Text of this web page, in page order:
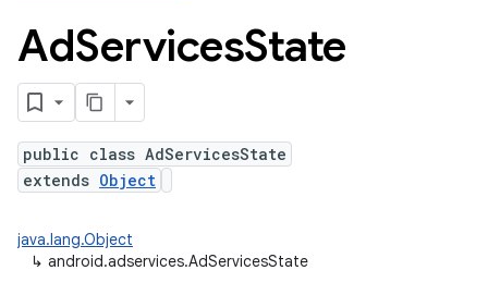
AdServicesState
public class AdServicesState
extends Object
java.lang.Object
↳ android.adservices.AdServicesState